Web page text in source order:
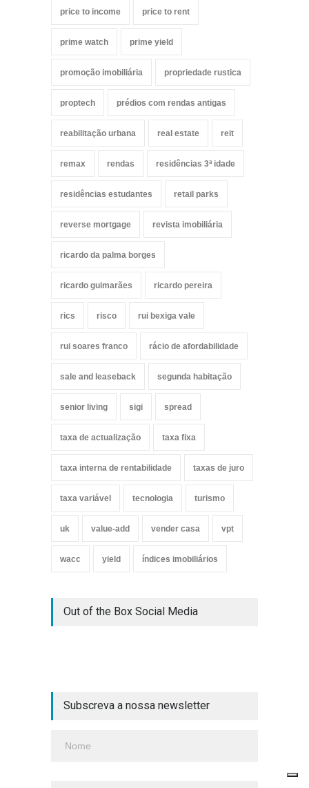
price to income price to rent
prime watch prime yield
promoção imobiliária propriedade rustica
proptech prédios com rendas antigas
reabilitação urbana real estate reit
remax rendas residências 3ª idade
residências estudantes retail parks
reverse mortgage revista imobiliária
ricardo da palma borges
ricardo guimarães ricardo pereira
rics risco rui bexiga vale
rui soares franco rácio de afordabilidade
sale and leaseback segunda habitação
senior living sigi spread
taxa de actualização taxa fixa
taxa interna de rentabilidade taxas de juro
taxa variável tecnologia turismo
uk value-add vender casa vpt
wacc yield índices imobiliários
Out of the Box Social Media
Subscreva a nossa newsletter